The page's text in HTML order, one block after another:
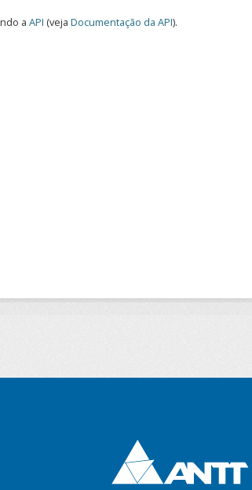
a API (veja Documentação da API).